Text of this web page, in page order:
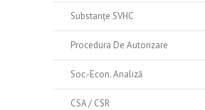
Substanțe SVHC
Procedura De Autorizare
Soc.-Econ. Analiză
CSA / CSR